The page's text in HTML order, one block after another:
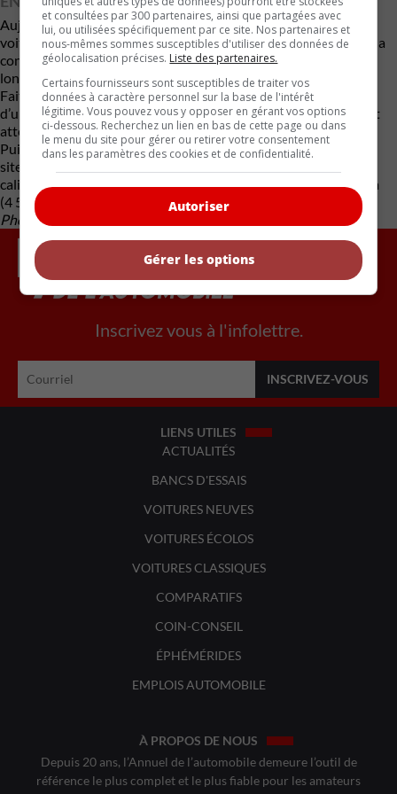
Aujourd’hui âgé de 84 ans, Dustin Hoffman souhaite voir cette
voiture passer entre les mains d’une personne qui s’amusera à la
conduire et à la dorloter. « Elle a été entreposée beaucoup trop
longtemps », affirme-t-il.
Fait à noter, la Roadmaster de Levinson a changé de mains lors
d’une vente de Heritage Auctions, en décembre 2012. Elle avait
atteint le prix de 170 500 $ US.
Puis, récemment, elle a réapparu, cette fois dans l’inventaire du
site
MotorCarCompany.com
californien de voitures de collection. La voiture aurait 7 250 km
(4 505 mi) au compteur et son prix n’est pas affiché.
Photos : Bonhams.
Inscrivez vous à l'infolettre.
LIENS UTILES
ACTUALITÉS
BANCS D'ESSAIS
VOITURES NEUVES
VOITURES ÉCOLOS
VOITURES CLASSIQUES
COMPARATIFS
COIN-CONSEIL
ÉPHÉMÉRIDES
EMPLOIS AUTOMOBILE
À PROPOS DE NOUS
Depuis 20 ans, l’Annuel de l’automobile demeure l’outil de
référence le plus complet et le plus fiable pour les amateurs
et consultées par 300 partenaires, ainsi que partagées avec
lui, ou utilisées spécifiquement par ce site. Nos partenaires et
nous-mêmes sommes susceptibles d'utiliser des données de
géolocalisation précises. Liste des partenaires.
Certains fournisseurs sont susceptibles de traiter vos
données à caractère personnel sur la base de l'intérêt
légitime. Vous pouvez vous y opposer en gérant vos options
ci-dessous. Recherchez un lien en bas de cette page ou dans
le menu du site pour gérer ou retirer votre consentement
dans les paramètres des cookies et de confidentialité.
Autoriser
Gérer les options